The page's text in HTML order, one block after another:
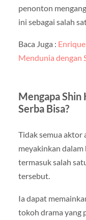
penonton
ini sebagai salah
Baca Juga :
Mendunia dengan
Mengapa
Serba Bisa?
Tidak semua aktor
meyakinkan dalam
termasuk salah
tersebut.
Ia dapat
tokoh drama yang